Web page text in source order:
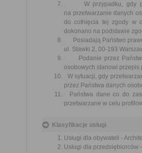
W przypadku, gdy
na przetwarzanie danych
do cofnięcia tej zgody w
dokonano na podstawie
Posiadają Państwo
ul. Stawki 2, 00-193
Podanie przez Państwo
osobowych stanowi przepis
W sytuacji, gdy
przez Państwa danych
Państwa dane co do
przetwarzane w celu
Klasyfikacje usługi
Usługi dla obywateli -
Usługi dla